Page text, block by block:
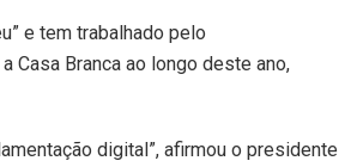
e tem trabalhado pelo
Casa Branca ao longo deste ano,
digital”, afirmou o presidente